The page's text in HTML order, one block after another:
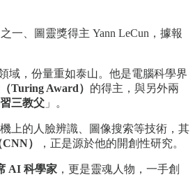
一、圖靈獎得主 Yann LeCun，據報
域，份量重如泰山。他是電腦科學界
Turing Award） 的得主，與另外兩
三教父 」。
上的人臉辨識、圖像搜索等技術，其
） ，正是源於他的開創性研究。
AI 科學家 ，更是靈魂人物，一手創